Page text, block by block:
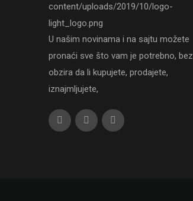
U našim novinama i na sajtu možete
pronaći sve što vam je potrebno, bez
obzira da li kupujete, prodajete,
iznajmljujete,